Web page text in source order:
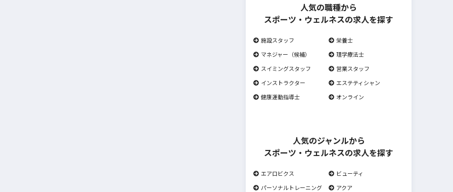
人気の職種から
スポーツ・ウェルネスの求人を探す
施設スタッフ
栄養士
マネジャー（候補）
理学療法士
スイミングスタッフ
営業スタッフ
インストラクター
エステティシャン
健康運動指導士
オンライン
人気のジャンルから
スポーツ・ウェルネスの求人を探す
エアロビクス
ビューティ
パーソナルトレーニング
アクア